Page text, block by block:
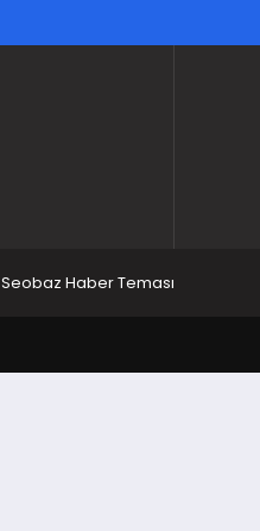
Seobaz Haber Teması